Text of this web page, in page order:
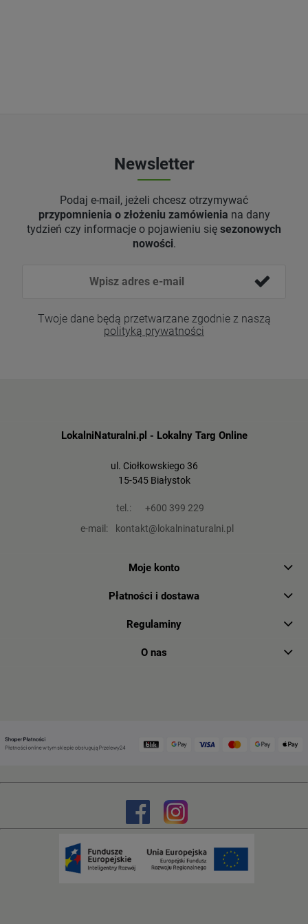
Newsletter
Podaj e-mail, jeżeli chcesz otrzymywać
przypomnienia o złożeniu zamówienia na dany
tydzień czy informacje o pojawieniu się sezonowych
nowości.
Twoje dane będą przetwarzane zgodnie z naszą
polityką prywatności
LokalniNaturalni.pl - Lokalny Targ Online
ul. Ciołkowskiego 36
15-545 Białystok
tel.:
+600 399 229
e-mail:
kontakt@lokalninaturalni.pl
Moje konto
Płatności i dostawa
Regulaminy
O nas